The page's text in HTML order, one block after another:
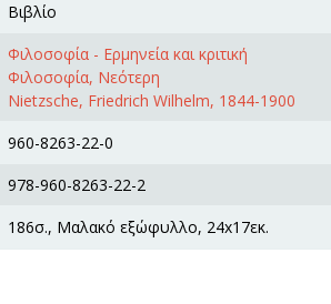
Βιβλίο
Φιλοσοφία - Ερμηνεία και κριτική
Φιλοσοφία, Νεότερη
Nietzsche, Friedrich Wilhelm, 1844-1900
960-8263-22-0
978-960-8263-22-2
186σ., Μαλακό εξώφυλλο, 24x17εκ.